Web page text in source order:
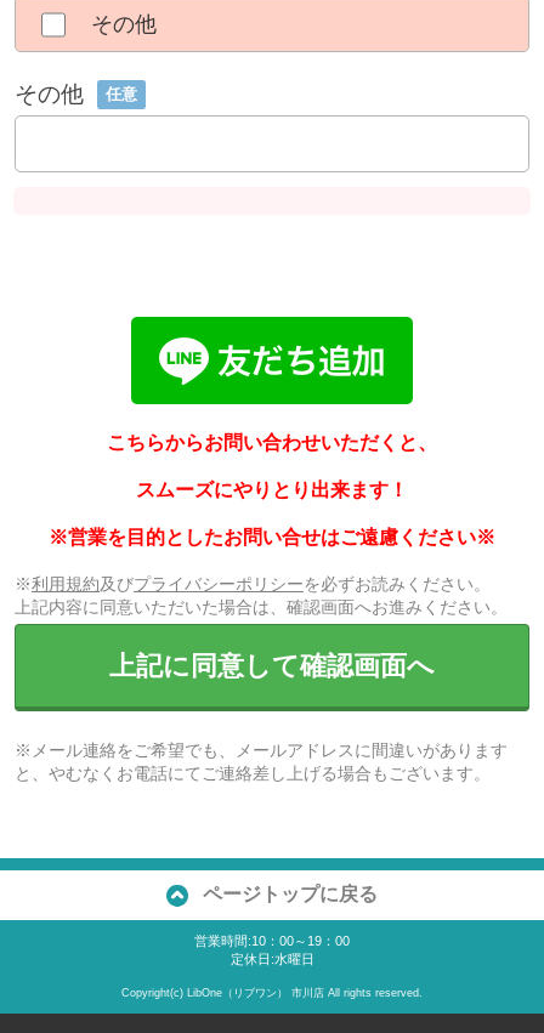
その他
その他 任意
こちらからお問い合わせいただくと、
スムーズにやりとり出来ます！
※営業を目的としたお問い合せはご遠慮ください※
※利用規約及びプライバシーポリシーを必ずお読みください。
上記内容に同意いただいた場合は、確認画面へお進みください。
上記に同意して確認画面へ
※メール連絡をご希望でも、メールアドレスに間違いがあります
と、やむなくお電話にてご連絡差し上げる場合もございます。
ページトップに戻る
営業時間:10：00～19：00
定休日:水曜日
Copyright(c) LibOne（リブワン） 市川店 All rights reserved.